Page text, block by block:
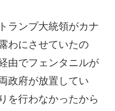
ランプ大統領がカナ
わにさせていたの
由でフェンタニルが
政府が放置してい
を行わなかったから